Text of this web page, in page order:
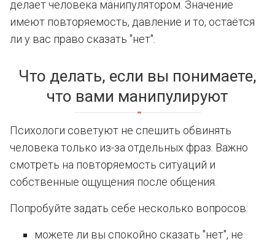
делает человека манипулятором. Значение
имеют повторяемость, давление и то, остаётся
ли у вас право сказать "нет".
Что делать, если вы понимаете,
что вами манипулируют
Психологи советуют не спешить обвинять
человека только из-за отдельных фраз. Важно
смотреть на повторяемость ситуаций и
собственные ощущения после общения.
Попробуйте задать себе несколько вопросов:
можете ли вы спокойно сказать "нет", не